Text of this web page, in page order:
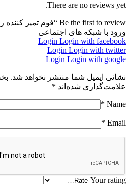
There are no reviews yet.
Be the first to review “فوم تمیز کننده رینگ لاستیک”
ورود با شبکه های اجتماعی
Login Login with facebook
Login Login with twitter
Login Login with google
نشانی ایمیل شما منتشر نخواهد شد.
علامت‌گذاری شده‌اند *
Name
*
Email
*
Your rating